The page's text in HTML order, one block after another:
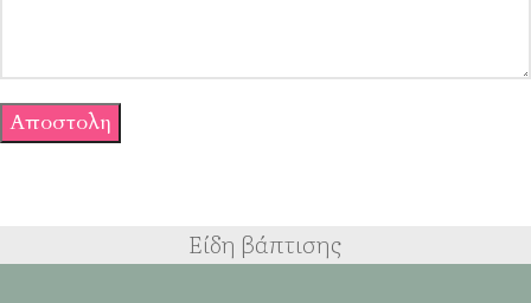
Είδη βάπτισης